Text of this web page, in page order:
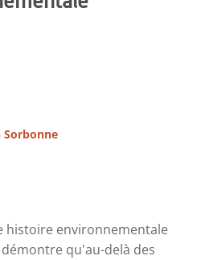
Sorbonne
histoire environnementale
qu'au-delà des